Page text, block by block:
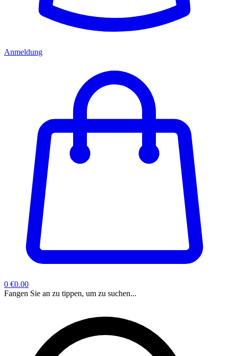
Anmeldung
0 €0.00
Fangen Sie an zu tippen, um zu suchen...